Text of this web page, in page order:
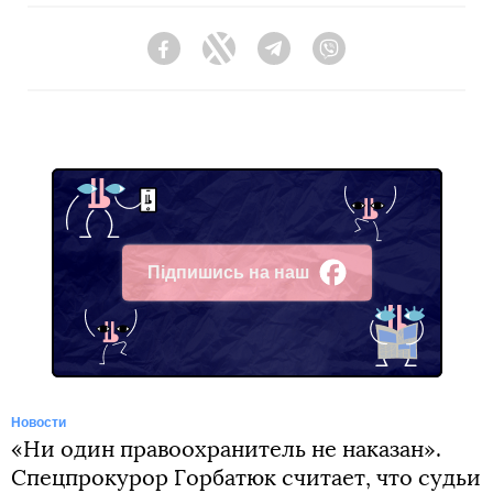
FacebookTwitter Telegram
Підпишись на наш
Facebook
Новости
«Ни один правоохранитель не наказан».
Спецпрокурор Горбатюк считает, что судьи